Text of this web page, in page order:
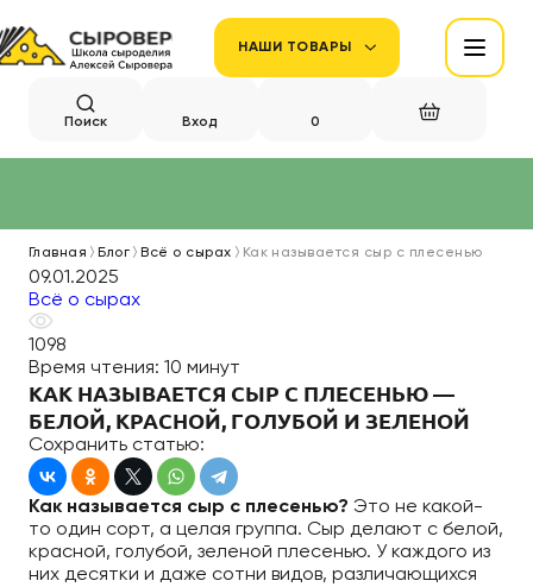
НАШИ ТОВАРЫ
Поиск Вход 0
Главная Блог Всё о сырах Как называется сыр с плесенью
09.01.2025
Всё о сырах
1098
Время чтения: 10 минут
КАК НАЗЫВАЕТСЯ СЫР С ПЛЕСЕНЬЮ —
БЕЛОЙ, КРАСНОЙ, ГОЛУБОЙ И ЗЕЛЕНОЙ
Сохранить статью:
Как называется сыр с плесенью? Это не какой-
то один сорт, а целая группа. Сыр делают с белой,
красной, голубой, зеленой плесенью. У каждого из
них десятки и даже сотни видов, различающихся